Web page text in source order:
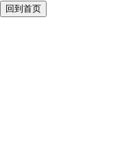
回到首页